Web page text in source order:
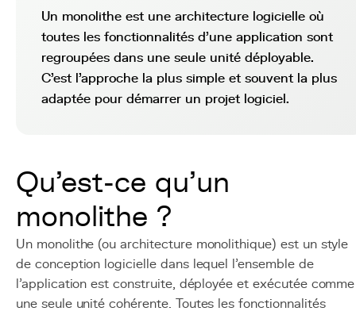
Un monolithe est une architecture logicielle où
toutes les fonctionnalités d'une application sont
regroupées dans une seule unité déployable.
C'est l'approche la plus simple et souvent la plus
adaptée pour démarrer un projet logiciel.
Qu'est-ce qu'un
monolithe ?
Un monolithe (ou architecture monolithique) est un style
de conception logicielle dans lequel l'ensemble de
l'application est construite, déployée et exécutée comme
une seule unité cohérente. Toutes les fonctionnalités